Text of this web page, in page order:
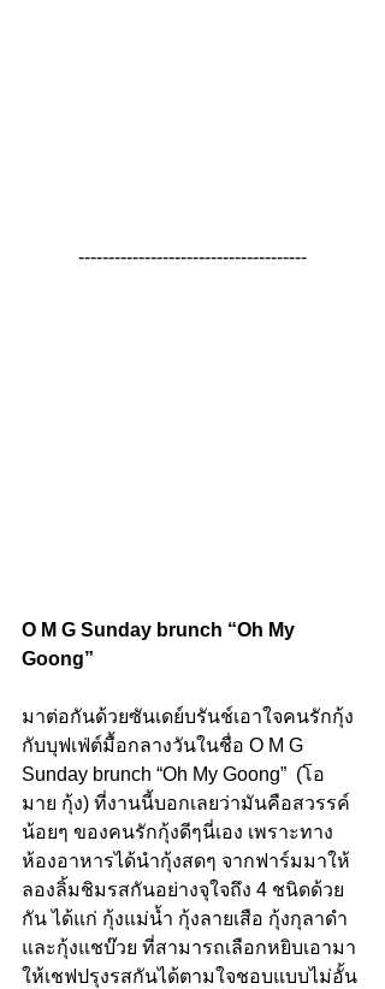
--------------------------------------
O M G Sunday brunch “Oh My
Goong”
มาต่อกันด้วยซันเดย์บรันช์เอาใจคนรักกุ้ง
กับบุฟเฟ่ต์มื้อกลางวันในชื่อ O M G
Sunday brunch “Oh My Goong”  (โอ
มาย กุ้ง) ที่งานนี้บอกเลยว่ามันคือสวรรค์
น้อยๆ ของคนรักกุ้งดีๆนี่เอง เพราะทาง
ห้องอาหารได้นำกุ้งสดๆ จากฟาร์มมาให้
ลองลิ้มชิมรสกันอย่างจุใจถึง 4 ชนิดด้วย
กัน ได้แก่ กุ้งแม่น้ำ กุ้งลายเสือ กุ้งกุลาดำ
และกุ้งแชบ๊วย ที่สามารถเลือกหยิบเอามา
ให้เชฟปรุงรสกันได้ตามใจชอบแบบไม่อั้น